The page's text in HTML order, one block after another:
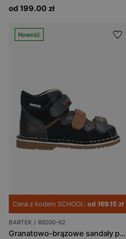
od 199.00 zł
Nowość
Cena z kodem SCHOOL: od 169.15 zł
BARTEK / 89200-62
Granatowo-brązowe sandały profilaktyczne z obcasem Thomasa BARTEK 89200-62